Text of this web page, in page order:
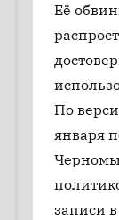
Её
По
января
записи